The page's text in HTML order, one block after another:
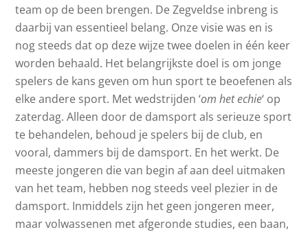
team op de been brengen. De Zegveldse inbreng is
daarbij van essentieel belang. Onze visie was en is
nog steeds dat op deze wijze twee doelen in één keer
worden behaald. Het belangrijkste doel is om jonge
spelers de kans geven om hun sport te beoefenen als
elke andere sport. Met wedstrijden ‘om het echie‘ op
zaterdag. Alleen door de damsport als serieuze sport
te behandelen, behoud je spelers bij de club, en
vooral, dammers bij de damsport. En het werkt. De
meeste jongeren die van begin af aan deel uitmaken
van het team, hebben nog steeds veel plezier in de
damsport. Inmiddels zijn het geen jongeren meer,
maar volwassenen met afgeronde studies, een baan,